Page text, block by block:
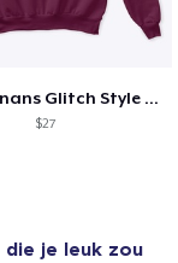
MadShenans Glitch Style Crewneck
$27
die je leuk zou